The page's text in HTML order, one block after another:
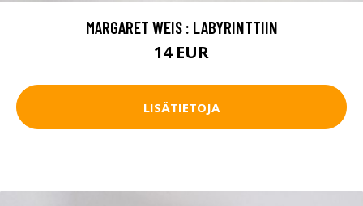
MARGARET WEIS : LABYRINTTIIN
14 EUR
LISÄTIETOJA